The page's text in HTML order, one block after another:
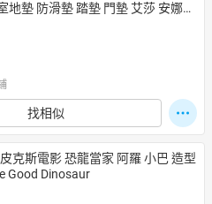
地墊 防滑墊 踏墊 門墊 艾莎 安娜
找相似
皮克斯電影 恐龍當家 阿羅 小巴 造型
Good Dinosaur